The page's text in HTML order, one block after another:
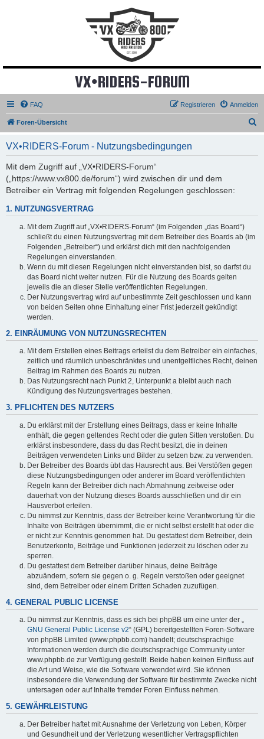
VX•RIDERS-FORUM
FAQ Anmelden
Registrieren
Foren-Übersicht
VX•RIDERS-Forum - Nutzungsbedingungen
Mit dem Zugriff auf „VX•RIDERS-Forum“
(„https://www.vx800.de/forum“) wird zwischen dir und dem
Betreiber ein Vertrag mit folgenden Regelungen geschlossen:
1. NUTZUNGSVERTRAG
Mit dem Zugriff auf „VX•RIDERS-Forum“ (im Folgenden „das Board“)
schließt du einen Nutzungsvertrag mit dem Betreiber des Boards ab (im
Folgenden „Betreiber“) und erklärst dich mit den nachfolgenden
Regelungen einverstanden.
Wenn du mit diesen Regelungen nicht einverstanden bist, so darfst du
das Board nicht weiter nutzen. Für die Nutzung des Boards gelten
jeweils die an dieser Stelle veröffentlichten Regelungen.
Der Nutzungsvertrag wird auf unbestimmte Zeit geschlossen und kann
von beiden Seiten ohne Einhaltung einer Frist jederzeit gekündigt
werden.
2. EINRÄUMUNG VON NUTZUNGSRECHTEN
Mit dem Erstellen eines Beitrags erteilst du dem Betreiber ein einfaches,
zeitlich und räumlich unbeschränktes und unentgeltliches Recht, deinen
Beitrag im Rahmen des Boards zu nutzen.
Das Nutzungsrecht nach Punkt 2, Unterpunkt a bleibt auch nach
Kündigung des Nutzungsvertrages bestehen.
3. PFLICHTEN DES NUTZERS
Du erklärst mit der Erstellung eines Beitrags, dass er keine Inhalte
enthält, die gegen geltendes Recht oder die guten Sitten verstoßen. Du
erklärst insbesondere, dass du das Recht besitzt, die in deinen
Beiträgen verwendeten Links und Bilder zu setzen bzw. zu verwenden.
Der Betreiber des Boards übt das Hausrecht aus. Bei Verstößen gegen
diese Nutzungsbedingungen oder anderer im Board veröffentlichten
Regeln kann der Betreiber dich nach Abmahnung zeitweise oder
dauerhaft von der Nutzung dieses Boards ausschließen und dir ein
Hausverbot erteilen.
Du nimmst zur Kenntnis, dass der Betreiber keine Verantwortung für die
Inhalte von Beiträgen übernimmt, die er nicht selbst erstellt hat oder die
er nicht zur Kenntnis genommen hat. Du gestattest dem Betreiber, dein
Benutzerkonto, Beiträge und Funktionen jederzeit zu löschen oder zu
sperren.
Du gestattest dem Betreiber darüber hinaus, deine Beiträge
abzuändern, sofern sie gegen o. g. Regeln verstoßen oder geeignet
sind, dem Betreiber oder einem Dritten Schaden zuzufügen.
4. GENERAL PUBLIC LICENSE
Du nimmst zur Kenntnis, dass es sich bei phpBB um eine unter der „
GNU General Public License v2“ (GPL) bereitgestellten Foren-Software
von phpBB Limited (www.phpbb.com) handelt; deutschsprachige
Informationen werden durch die deutschsprachige Community unter
www.phpbb.de zur Verfügung gestellt. Beide haben keinen Einfluss auf
die Art und Weise, wie die Software verwendet wird. Sie können
insbesondere die Verwendung der Software für bestimmte Zwecke nicht
untersagen oder auf Inhalte fremder Foren Einfluss nehmen.
5. GEWÄHRLEISTUNG
Der Betreiber haftet mit Ausnahme der Verletzung von Leben, Körper
und Gesundheit und der Verletzung wesentlicher Vertragspflichten